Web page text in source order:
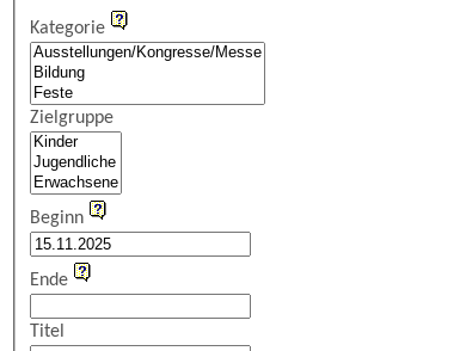
Kategorie
Zielgruppe
Beginn
Ende
Titel